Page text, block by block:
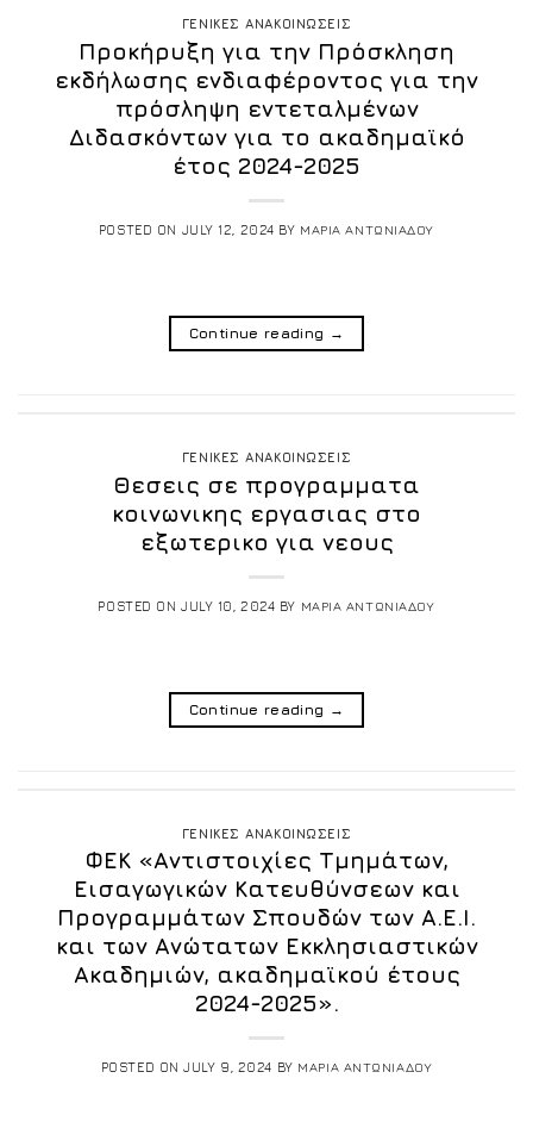
ΓΕΝΙΚΕΣ ΑΝΑΚΟΙΝΩΣΕΙΣ
Προκήρυξη για την Πρόσκληση
εκδήλωσης ενδιαφέροντος για την
πρόσληψη εντεταλμένων
Διδασκόντων για το ακαδημαϊκό
έτος 2024-2025
POSTED ON JULY 12, 2024 BY ΜΑΡΙΑ ΑΝΤΩΝΙΑΔΟΥ
Continue reading →
ΓΕΝΙΚΕΣ ΑΝΑΚΟΙΝΩΣΕΙΣ
Θεσεις σε προγραμματα
κοινωνικης εργασιας στο
εξωτερικο για νεους
POSTED ONJULY 10, 2024 BY ΜΑΡΙΑ ΑΝΤΩΝΙΑΔΟΥ
Continue reading →
ΓΕΝΙΚΕΣ ΑΝΑΚΟΙΝΩΣΕΙΣ
ΦΕΚ «Αντιστοιχίες Τμημάτων,
Εισαγωγικών Κατευθύνσεων και
Προγραμμάτων Σπουδών των Α.Ε.Ι.
και των Ανώτατων Εκκλησιαστικών
Ακαδημιών, ακαδημαϊκού έτους
2024-2025».
POSTED ONJULY 9, 2024 BY ΜΑΡΙΑ ΑΝΤΩΝΙΑΔΟΥ